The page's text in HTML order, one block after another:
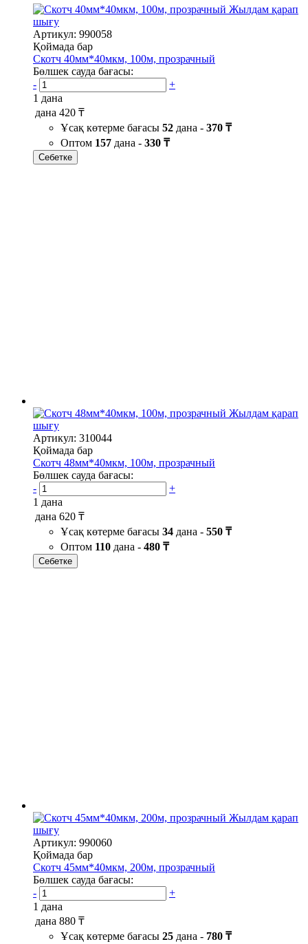
Жылдам қарап
шығу
Артикул: 990058
Қоймада бар
Скотч 40мм*40мкм, 100м, прозрачный
Бөлшек сауда бағасы:
-
+
1 дана
дана 420 ₸
Ұсақ көтерме бағасы 52 дана - 370 ₸
Оптом 157 дана - 330 ₸
Себетке
Жылдам қарап
шығу
Артикул: 310044
Қоймада бар
Скотч 48мм*40мкм, 100м, прозрачный
Бөлшек сауда бағасы:
-
+
1 дана
дана 620 ₸
Ұсақ көтерме бағасы 34 дана - 550 ₸
Оптом 110 дана - 480 ₸
Себетке
Жылдам қарап
шығу
Артикул: 990060
Қоймада бар
Скотч 45мм*40мкм, 200м, прозрачный
Бөлшек сауда бағасы:
-
+
1 дана
дана 880 ₸
Ұсақ көтерме бағасы 25 дана - 780 ₸